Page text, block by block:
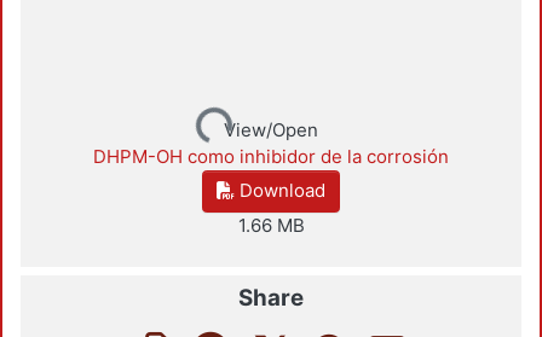
Loading...View/Open
DHPM-OH como inhibidor de la corrosión
Download
1.66 MB
Share